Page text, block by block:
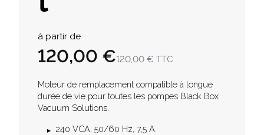
Product information
à partir de
120,00 €120,00 € TTC
Description
Moteur de remplacement compatible à longue
durée de vie pour toutes les pompes Black Box
Vacuum Solutions.
240 VCA, 50/60 Hz, 7,5 A.